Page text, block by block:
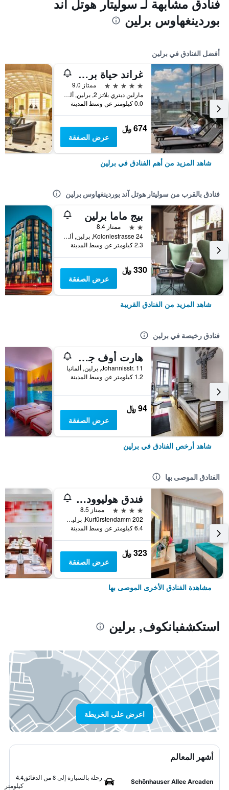
فنادق مشابهة لـ سوليتار هوتل آند
بوردينغهاوس برلين
أفضل الفنادق في برلين
غراند حياة برلين
5 نجوم
ممتاز 9.0
مارلين ديتري بلاتز 2, برلين, ألمانيا
0.0 كيلومتر عن وسط المدينة
674 ﷼
عرض الصفقة
شاهد المزيد من أهم الفنادق في برلين
فنادق بالقرب من سوليتار هوتل آند بوردينغهاوس برلين
بيج ماما برلين
2 نجمتين
ممتاز 8.4
Koloniestrasse 24, برلين, ألمانيا
2.3 كيلومتر عن وسط المدينة
330 ﷼
عرض الصفقة
شاهد المزيد من الفنادق القريبة
فنادق رخيصة في برلين
هارت أوف جولد هوستل برلين
Johannisstr. 11, برلين, ألمانيا
1.2 كيلومتر عن وسط المدينة
94 ﷼
عرض الصفقة
شاهد أرخص الفنادق في برلين
الفنادق الموصى بها
فندق هوليوود ميديا أم كورفورستيندام
4 نجوم
ممتاز 8.5
Kurfürstendamm 202, برلين, ألمانيا
6.4 كيلومتر عن وسط المدينة
323 ﷼
عرض الصفقة
مشاهدة الفنادق الأخرى الموصى بها
استكشفبانكوف, برلين
اعرض على الخريطة
أشهر المعالم
Schönhauser Allee Arcaden
رحلة بالسيارة إلى 8 من الدقائق
4.4
كيلومتر